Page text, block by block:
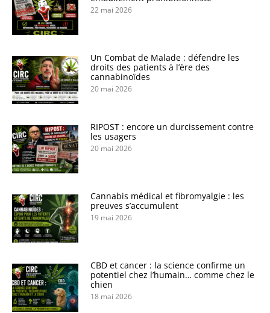
22 mai 2026
Un Combat de Malade : défendre les
droits des patients à l’ère des
cannabinoïdes
20 mai 2026
RIPOST : encore un durcissement contre
les usagers
20 mai 2026
Cannabis médical et fibromyalgie : les
preuves s’accumulent
19 mai 2026
CBD et cancer : la science confirme un
potentiel chez l’humain… comme chez le
chien
18 mai 2026